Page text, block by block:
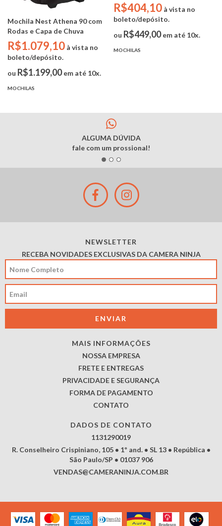
Mochila Nest Athena 90 com
Rodas e Capa de Chuva
R$1.079,10 à vista no
boleto/depósito.
ou R$1.199,00em até 10x.
MOCHILAS
R$404,10 à vista no
boleto/depósito.
ou R$449,00em até 10x.
MOCHILAS
ALGUMA DÚVIDA
fale com um prossional!
NEWSLETTER
RECEBA NOVIDADES EXCLUSIVAS DA CAMERA NINJA
MAIS INFORMAÇÕES
NOSSA EMPRESA
FRETE E ENTREGAS
PRIVACIDADE E SEGURANÇA
FORMA DE PAGAMENTO
CONTATO
DADOS DE CONTATO
1131290019
R. Conselheiro Crispiniano, 105 • 1º and. • SL 13 • República •
São Paulo/SP • 01037 906
VENDAS@CAMERANINJA.COM.BR